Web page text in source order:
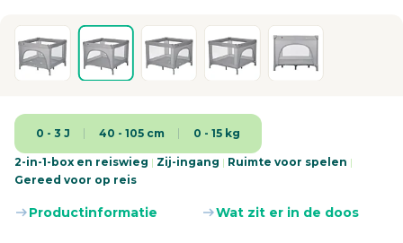
0 - 3 J 40 - 105 cm 0 - 15 kg
2-in-1-box en reiswieg | Zij-ingang | Ruimte voor spelen |
Gereed voor op reis
Productinformatie Wat zit er in de doos